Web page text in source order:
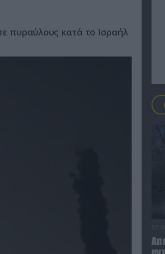
πυραύλους κατά το Ισραήλ